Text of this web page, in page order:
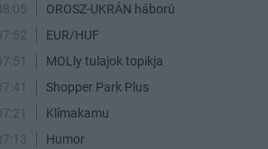
OROSZ-UKRÁN háború
EUR/HUF
MOLly tulajok topikja
Shopper Park Plus
Klímakamu
Humor